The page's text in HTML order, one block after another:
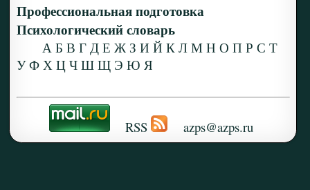
Профессиональная подготовка
Психологический словарь
А Б В Г Д Е Ж З И Й К Л М Н О П Р С Т
У Ф Х Ц Ч Ш Щ Э Ю Я
RSS azps@azps.ru